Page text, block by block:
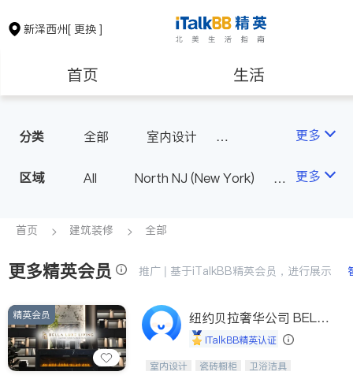
新泽西州[ 更换 ]
首页 生活
保险理财 房地产租售
银行贷款
建筑装修 教育
养老 非盈利组织
分类 全部
室内设计
卫浴洁具
地板建材
更多
区域 All
North NJ (New York)
更多
首页 建筑装修 全部
更多精英会员 推广 | 基于iTalkBB精英会员，进行展示
精英会员
纽约贝拉奢华公司 BELL
A LUXE
iTalkBB精英认证
设计、制造、安装一体化，打造高端定
室内设计 瓷砖橱柜
卫浴洁具